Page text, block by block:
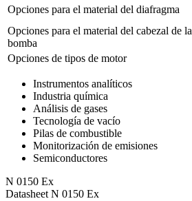
Opciones para el material del diafragma
Opciones para el material del cabezal de la
bomba
Opciones de tipos de motor
Instrumentos analíticos
Industria química
Análisis de gases
Tecnología de vacío
Pilas de combustible
Monitorización de emisiones
Semiconductores
N 0150 Ex
Datasheet N 0150 Ex